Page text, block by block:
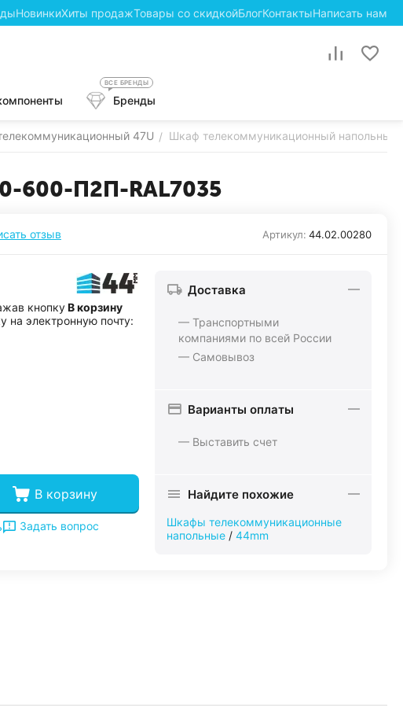
НовинкиХиты продажТовары со скидкойБлогКонтактыНаписать нам
Бренды
ВСЕ БРЕНДЫ
47U / Шкаф телекоммуникационный
600-П2П-RAL7035
отзыв Артикул: 44.02.00280
кнопкуВ корзину
на электронную почту:
В корзину
Задать вопрос
Доставка
— Транспортными
компаниями по всей России
— Самовывоз
Варианты оплаты
— Выставить счет
Найдите похожие
Шкафы телекоммуникационные
напольные / 44mm